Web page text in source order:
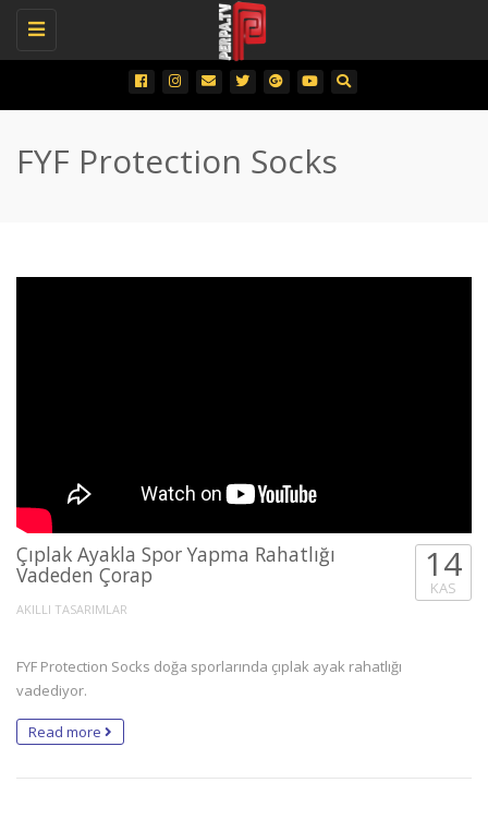
Toggle
FYF Protection Socks
Çıplak Ayakla Spor Yapma Rahatlığı
Vadeden Çorap
AKILLI TASARIMLAR
14
KAS
FYF Protection Socks doğa sporlarında çıplak ayak rahatlığı
vadediyor.
Read more